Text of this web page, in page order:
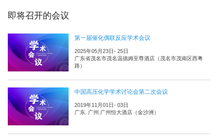
即将召开的会议
第一届催化偶联反应学术会议
2025年05月23日- 25日
广东省茂名市茂名温德姆至尊酒店（茂名市茂南区西粤
路）
中国高压化学学术讨论会第二次会议
2019年11月01日- 03日
广东. 广州.广州恒大酒店（金沙洲）